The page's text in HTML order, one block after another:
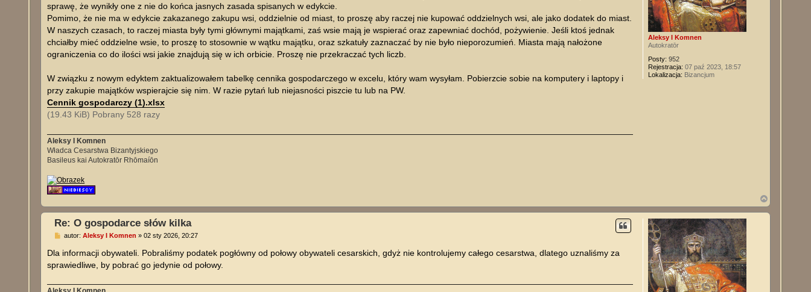
Aleksy I Komnen
Autokratōr
Posty: 952
Rejestracja: 07 paź 2023, 18:57
Lokalizacja: Bizancjum
sprawę, że wynikły one z nie do końca jasnych zasada spisanych w edykcie.
Pomimo, że nie ma w edykcie zakazanego zakupu wsi, oddzielnie od miast, to proszę aby raczej nie kupować oddzielnych wsi, ale jako dodatek do miast.
W naszych czasach, to raczej miasta były tymi głównymi majątkami, zaś wsie mają je wspierać oraz zapewniać dochód, pożywienie. Jeśli ktoś jednak
chciałby mieć oddzielne wsie, to proszę to stosownie w wątku majątku, oraz szkatuły zaznaczać by nie było nieporozumień. Miasta mają nałożone
ograniczenia co do ilości wsi jakie znajdują się w ich orbicie. Proszę nie przekraczać tych liczb.
W związku z nowym edyktem zaktualizowałem tabelkę cennika gospodarczego w excelu, który wam wysyłam. Pobierzcie sobie na komputery i laptopy i
przy zakupie majątków wspierajcie się nim. W razie pytań lub niejasności piszcie tu lub na PW.
Cennik gospodarczy (1).xlsx
(19.43 KiB) Pobrany 528 razy
Aleksy I Komnen
Władca Cesarstwa Bizantyjskiego
Basileus kai Autokratōr Rhōmaíōn
a
g
Re: O gospodarce słów kilka
P
s
autor:Aleksy I Komnen »02 sty 2026, 20:27
Dla informacji obywateli. Pobraliśmy podatek pogłówny od połowy obywateli cesarskich, gdyż nie kontrolujemy całego cesarstwa, dlatego uznaliśmy za
sprawiedliwe, by pobrać go jedynie od połowy.